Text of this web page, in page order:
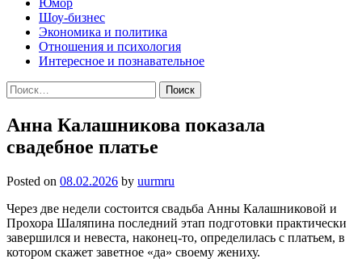
Юмор
Шоу-бизнес
Экономика и политика
Отношения и психология
Интересное и познавательное
Найти:
Анна Калашникова показала
свадебное платье
Posted on 08.02.2026 by uurmru
Через две недели состоится свадьба Анны Калашниковой и
Прохора Шаляпина последний этап подготовки практически
завершился и невеста, наконец-то, определилась с платьем, в
котором скажет заветное «да» своему жениху.